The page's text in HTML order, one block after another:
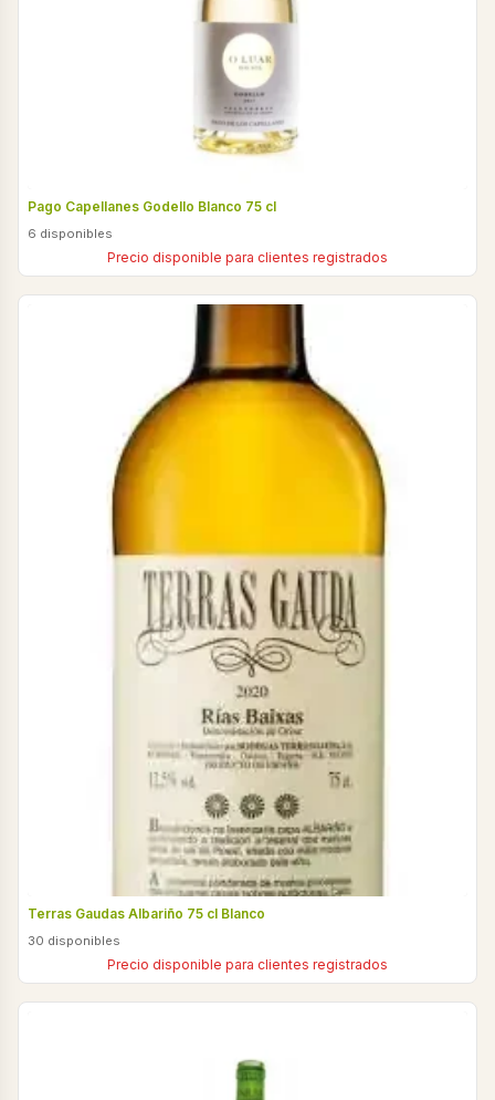
Pago Capellanes Godello Blanco 75 cl
6 disponibles
Precio disponible para clientes registrados
Terras Gaudas Albariño 75 cl Blanco
30 disponibles
Precio disponible para clientes registrados